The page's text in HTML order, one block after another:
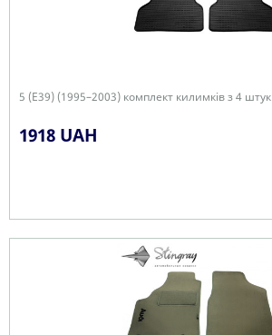
5 (E39) (1995–2003) комплект килимків з 4 штук
1918 UAH